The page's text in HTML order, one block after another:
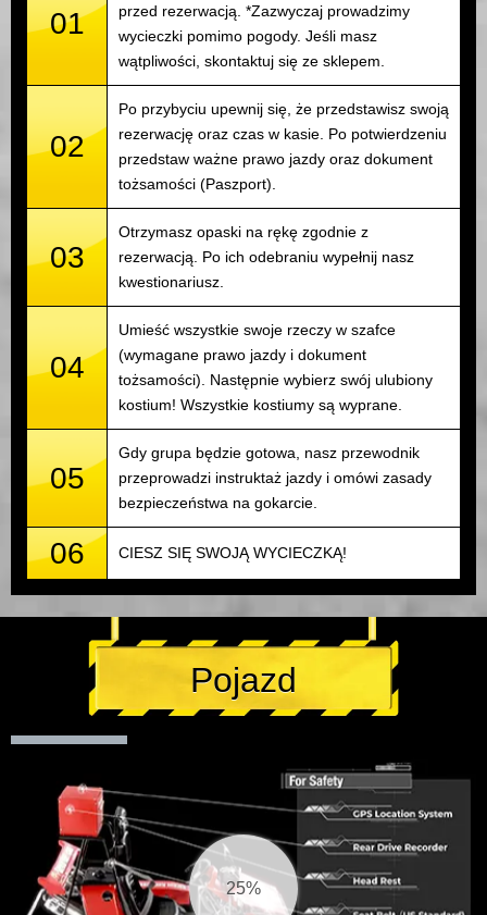
01
przed rezerwacją. *Zazwyczaj prowadzimy
wycieczki pomimo pogody. Jeśli masz
wątpliwości, skontaktuj się ze sklepem.
02
Po przybyciu upewnij się, że przedstawisz swoją
rezerwację oraz czas w kasie. Po potwierdzeniu
przedstaw ważne prawo jazdy oraz dokument
tożsamości (Paszport).
03
Otrzymasz opaski na rękę zgodnie z
rezerwacją. Po ich odebraniu wypełnij nasz
kwestionariusz.
04
Umieść wszystkie swoje rzeczy w szafce
(wymagane prawo jazdy i dokument
tożsamości). Następnie wybierz swój ulubiony
kostium! Wszystkie kostiumy są wyprane.
05
Gdy grupa będzie gotowa, nasz przewodnik
przeprowadzi instruktaż jazdy i omówi zasady
bezpieczeństwa na gokarcie.
06 CIESZ SIĘ SWOJĄ WYCIECZKĄ!
Pojazd
26%